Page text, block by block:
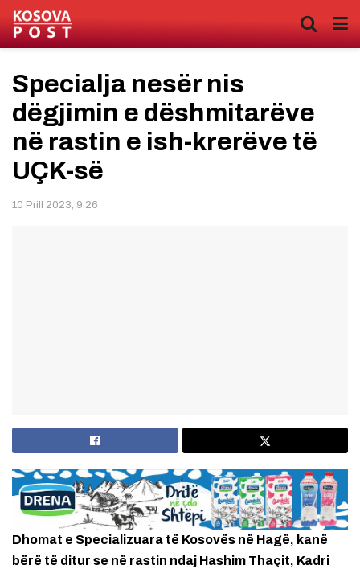
Specialja nesër nis
dëgjimin e dëshmitarëve
në rastin e ish-krerëve të
UÇK-së
10 Prill 2023, 9:26
Dhomat e Specializuara të Kosovës në Hagë, kanë
bërë të ditur se në rastin ndaj Hashim Thaçit, Kadri